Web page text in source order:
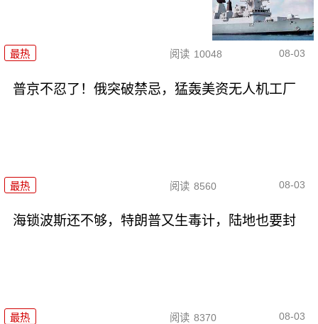
最热 阅读 10048 08-03
普京不忍了！俄突破禁忌，猛轰美资无人机工厂
最热 阅读 8560 08-03
海锁波斯还不够，特朗普又生毒计，陆地也要封
最热 阅读 8370 08-03